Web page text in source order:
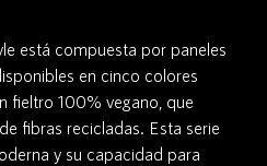
está compuesta por paneles
en cinco colores
fieltro 100% vegano, que
fibras recicladas. Esta serie
y su capacidad para